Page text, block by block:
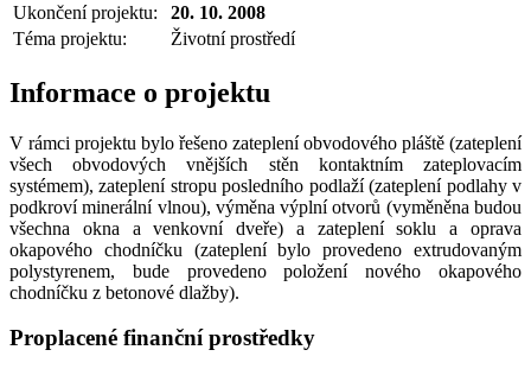
Ukončení projektu:
20. 10. 2008
Téma projektu:
Životní prostředí
Informace o projektu
V rámci projektu bylo řešeno zateplení obvodového pláště (zateplení
všech obvodových vnějších stěn kontaktním zateplovacím
systémem), zateplení stropu posledního podlaží (zateplení podlahy v
podkroví minerální vlnou), výměna výplní otvorů (vyměněna budou
všechna okna a venkovní dveře) a zateplení soklu a oprava
okapového chodníčku (zateplení bylo provedeno extrudovaným
polystyrenem, bude provedeno položení nového okapového
chodníčku z betonové dlažby).
Proplacené finanční prostředky